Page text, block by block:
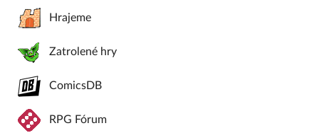
Hrajeme
Zatrolené hry
ComicsDB
RPG Fórum